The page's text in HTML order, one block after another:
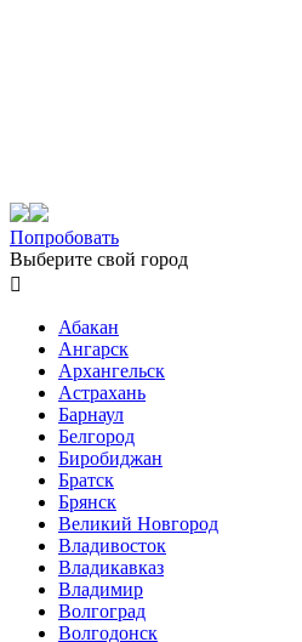
Попробовать
Выберите свой город

Абакан
Ангарск
Архангельск
Астрахань
Барнаул
Белгород
Биробиджан
Братск
Брянск
Великий Новгород
Владивосток
Владикавказ
Владимир
Волгоград
Волгодонск